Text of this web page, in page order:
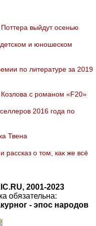
выйдут осенью
и юношеском
по литературе за 2019
с романом «F20»
2016 года по
Твена
рассказ о том, как же всё
2001-2023
обязательна:
- эпос народов